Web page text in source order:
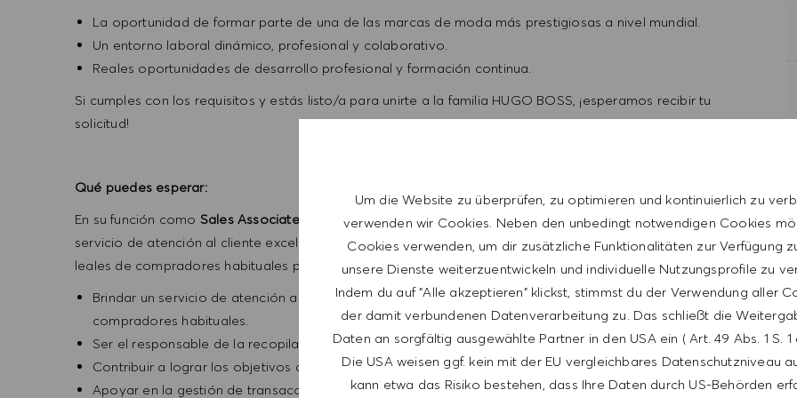
Um die Website zu überprüfen, zu optimieren und kontinuierlich zu
verwenden wir Cookies. Neben den unbedingt notwendigen Cookies
Cookies verwenden, um dir zusätzliche Funktionalitäten zur Verfügung
unsere Dienste weiterzuentwickeln und individuelle Nutzungsprofile zu
Indem du auf "Alle akzeptieren" klickst, stimmst du der Verwendung aller
der damit verbundenen Datenverarbeitung zu. Das schließt die
Daten an sorgfältig ausgewählte Partner in den USA ein ( Art. 49 Abs. 1 S. 1
Die USA weisen ggf. kein mit der EU vergleichbares Datenschutzniveau
kann etwa das Risiko bestehen, dass Ihre Daten durch US-Behörden
La oportunidad de formar parte de una de las marcas de moda más prestigiosas a nivel mundial.
Un entorno laboral dinámico, profesional y colaborativo.
Reales oportunidades de desarrollo profesional y formación continua.
Si cumples con los requisitos y estás listo/a para unirte a la familia HUGO BOSS, ¡esperamos recibir tu
solicitud!
Qué puedes esperar:
En su función como Sales Associate;
le apasionan nuestros productos y nuestra marca para brindar un
servicio de atención al cliente excelente en todo momento y, al mismo tiempo, crear una base de clientes
leales de compradores habituales para impulsar el éxito comercial.
Brindar un servicio de atención al cliente excelente y al mismo tiempo; crear una base de clientes leales de
compradores habituales.
Ser el responsable de la recopilación de datos de CRM y la gestión de la calidad.
Contribuir a lograr los objetivos de rendimiento de la ubicación y los KPI individuales.
Apoyar en la gestión de transacciones, quejas y devoluciones.